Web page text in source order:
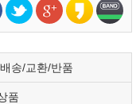
송/교환/반품
품